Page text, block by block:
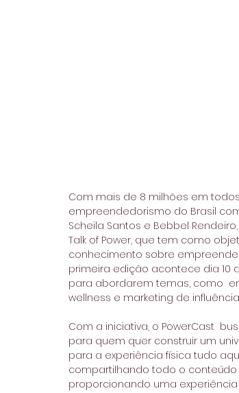
Com mais de 8 milhões em
empreendedorismo do Brasil
Scheila Santos e Bebbel
Talk of Power, que tem como
conhecimento sobre
primeira edição acontece dia 10
para abordarem temas, como
wellness e marketing de
Com a iniciativa, o PowerCast
para quem quer construir um
para a experiência física tudo
compartilhando todo o conteúdo
proporcionando uma